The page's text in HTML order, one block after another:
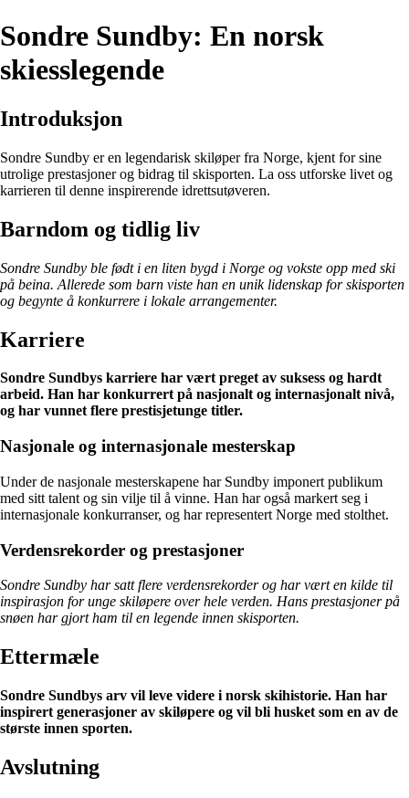
Sondre Sundby: En norsk
skiesslegende
Introduksjon
Sondre Sundby er en legendarisk skiløper fra Norge, kjent for sine
utrolige prestasjoner og bidrag til skisporten. La oss utforske livet og
karrieren til denne inspirerende idrettsutøveren.
Barndom og tidlig liv
Sondre Sundby ble født i en liten bygd i Norge og vokste opp med ski
på beina. Allerede som barn viste han en unik lidenskap for skisporten
og begynte å konkurrere i lokale arrangementer.
Karriere
Sondre Sundbys karriere har vært preget av suksess og hardt
arbeid. Han har konkurrert på nasjonalt og internasjonalt nivå,
og har vunnet flere prestisjetunge titler.
Nasjonale og internasjonale mesterskap
Under de nasjonale mesterskapene har Sundby imponert publikum
med sitt talent og sin vilje til å vinne. Han har også markert seg i
internasjonale konkurranser, og har representert Norge med stolthet.
Verdensrekorder og prestasjoner
Sondre Sundby har satt flere verdensrekorder og har vært en kilde til
inspirasjon for unge skiløpere over hele verden. Hans prestasjoner på
snøen har gjort ham til en legende innen skisporten.
Ettermæle
Sondre Sundbys arv vil leve videre i norsk skihistorie. Han har
inspirert generasjoner av skiløpere og vil bli husket som en av de
største innen sporten.
Avslutning